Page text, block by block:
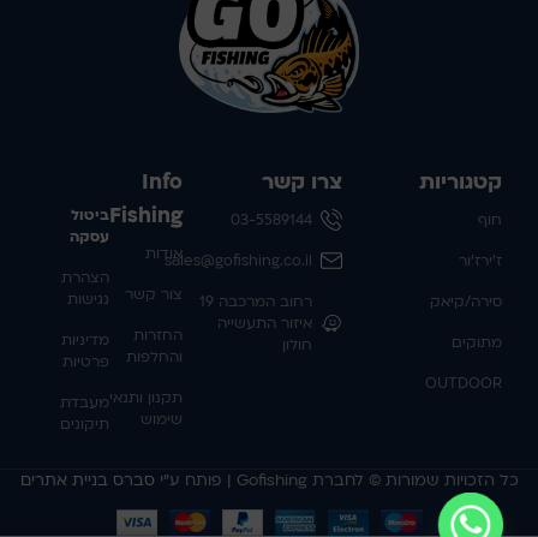
Info
Fishing
אודות
צור קשר
החזרות
והחלפות
תקנון ותנאי
שימוש
ביטול
עסקה
הצהרת
נגישות
מדיניות
פרטיות
מעבדת
תיקונים
קטגוריות
חוף
ז'ירז'ור
סירה/קיאק
מתוקים
OUTDOOR
צרו קשר
03-5589144
sales@gofishing.co.il
רחוב המרכבה 19
איזור התעשייה
חולון
כל הזכויות שמורות © לחברת Gofishing | פותח ע״י סברס בניית אתרים